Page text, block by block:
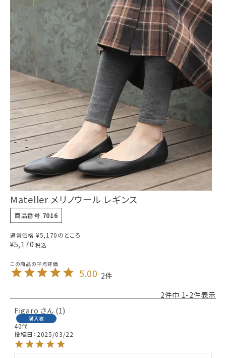
ログアウト
Mateller メリノウール レギンス
商品番号 7016
通常価格 ¥5,170のところ
¥5,170 税込
5.00 2
2件中 1-2件表示
Figaro
1
購入者
40代
投稿日 2025/03/22